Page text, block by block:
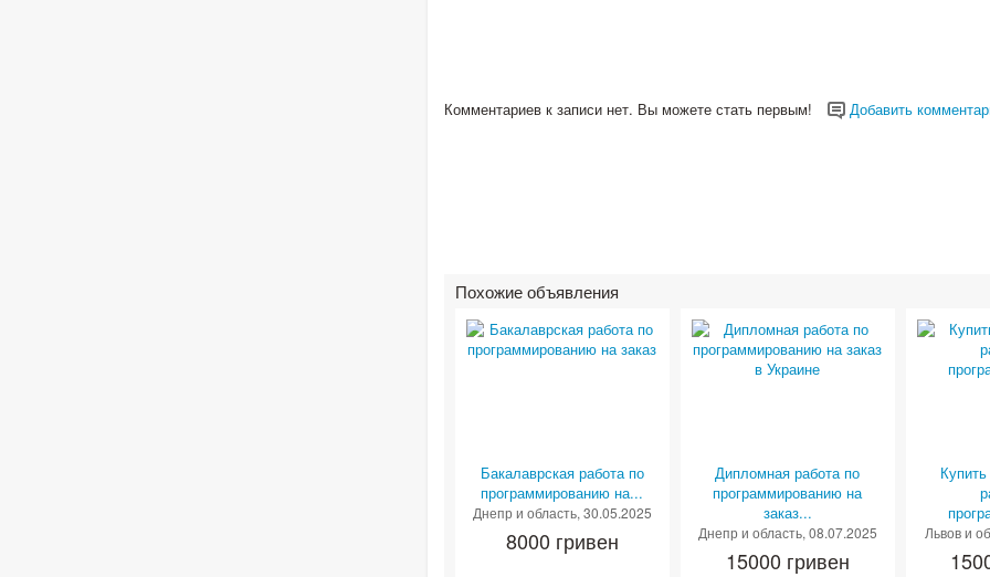
Комментариев к записи нет. Вы можете стать первым! Добавить
Похожие объявления
Бакалаврская работа по
программированию на...
Днепр и область, 30.05.2025
8000 гривен
Дипломная работа по
программированию на
заказ...
Днепр и область, 08.07.2025
15000 гривен
Львов и